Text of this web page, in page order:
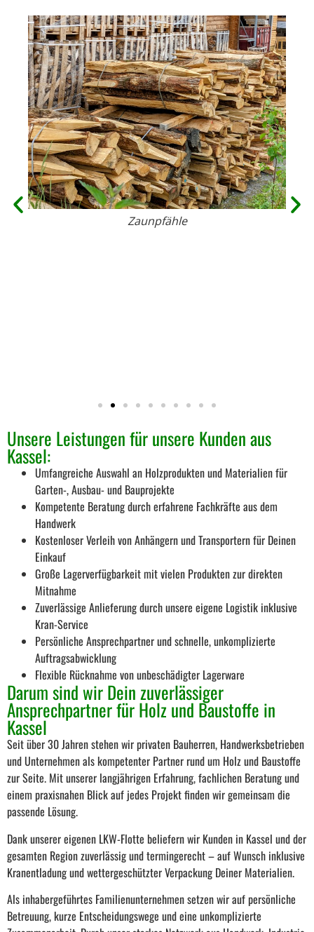
Zaunpfähle
Unsere Leistungen für unsere Kunden aus
Kassel:
Umfangreiche Auswahl an Holzprodukten und Materialien für
Garten-, Ausbau- und Bauprojekte
Kompetente Beratung durch erfahrene Fachkräfte aus dem
Handwerk
Kostenloser Verleih von Anhängern und Transportern für Deinen
Einkauf
Große Lagerverfügbarkeit mit vielen Produkten zur direkten
Mitnahme
Zuverlässige Anlieferung durch unsere eigene Logistik inklusive
Kran-Service
Persönliche Ansprechpartner und schnelle, unkomplizierte
Auftragsabwicklung
Flexible Rücknahme von unbeschädigter Lagerware
Darum sind wir Dein zuverlässiger
Ansprechpartner für Holz und Baustoffe in
Kassel
Seit über 30 Jahren stehen wir privaten Bauherren, Handwerksbetrieben
und Unternehmen als kompetenter Partner rund um Holz und Baustoffe
zur Seite. Mit unserer langjährigen Erfahrung, fachlichen Beratung und
einem praxisnahen Blick auf jedes Projekt finden wir gemeinsam die
passende Lösung.
Dank unserer eigenen LKW-Flotte beliefern wir Kunden in Kassel und der
gesamten Region zuverlässig und termingerecht – auf Wunsch inklusive
Kranentladung und wettergeschützter Verpackung Deiner Materialien.
Als inhabergeführtes Familienunternehmen setzen wir auf persönliche
Betreuung, kurze Entscheidungswege und eine unkomplizierte